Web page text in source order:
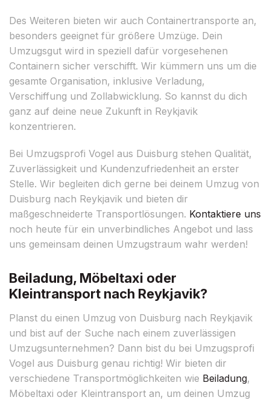
Des Weiteren bieten wir auch Containertransporte an,
besonders geeignet für größere Umzüge. Dein
Umzugsgut wird in speziell dafür vorgesehenen
Containern sicher verschifft. Wir kümmern uns um die
gesamte Organisation, inklusive Verladung,
Verschiffung und Zollabwicklung. So kannst du dich
ganz auf deine neue Zukunft in Reykjavik
konzentrieren.
Bei Umzugsprofi Vogel aus Duisburg stehen Qualität,
Zuverlässigkeit und Kundenzufriedenheit an erster
Stelle. Wir begleiten dich gerne bei deinem Umzug von
Duisburg nach Reykjavik und bieten dir
maßgeschneiderte Transportlösungen. Kontaktiere uns
noch heute für ein unverbindliches Angebot und lass
uns gemeinsam deinen Umzugstraum wahr werden!
Beiladung, Möbeltaxi oder
Kleintransport nach Reykjavik?
Planst du einen Umzug von Duisburg nach Reykjavik
und bist auf der Suche nach einem zuverlässigen
Umzugsunternehmen? Dann bist du bei Umzugsprofi
Vogel aus Duisburg genau richtig! Wir bieten dir
verschiedene Transportmöglichkeiten wie Beiladung,
Möbeltaxi oder Kleintransport an, um deinen Umzug